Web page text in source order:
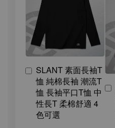
SLANT 素面長袖T
恤 純棉長袖 潮流T
恤 長袖平口T恤 中
性長T 柔棉舒適 4
色可選